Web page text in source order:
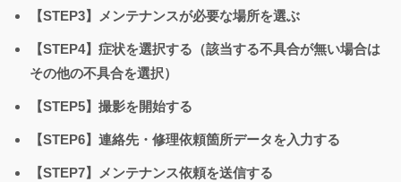
【STEP3】メンテナンスが必要な場所を選ぶ
【STEP4】症状を選択する（該当する不具合が無い場合は
その他の不具合を選択）
【STEP5】撮影を開始する
【STEP6】連絡先・修理依頼箇所データを入力する
【STEP7】メンテナンス依頼を送信する